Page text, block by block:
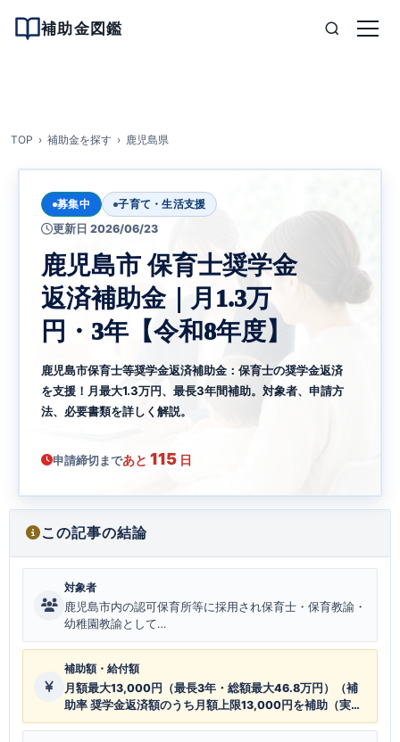
補助金図鑑
TOP 補助金を探す 鹿児島県
募集中
子育て・生活支援
更新日 2026/06/23
鹿児島市 保育士奨学金
返済補助金｜月1.3万
円・3年【令和8年度】
鹿児島市保育士等奨学金返済補助金：保育士の奨学金返済
を支援！月最大1.3万円、最長3年間補助。対象者、申請方
法、必要書類を詳しく解説。
申請締切まであと 115 日
この記事の結論
対象者
鹿児島市内の認可保育所等に採用され保育士・保育教諭・
幼稚園教諭として…
補助額・給付額
月額最大13,000円（最長3年・総額最大46.8万円）（補
助率 奨学金返済額のうち月額上限13,000円を補助（実返
済額が上限を下回る場合は実額））